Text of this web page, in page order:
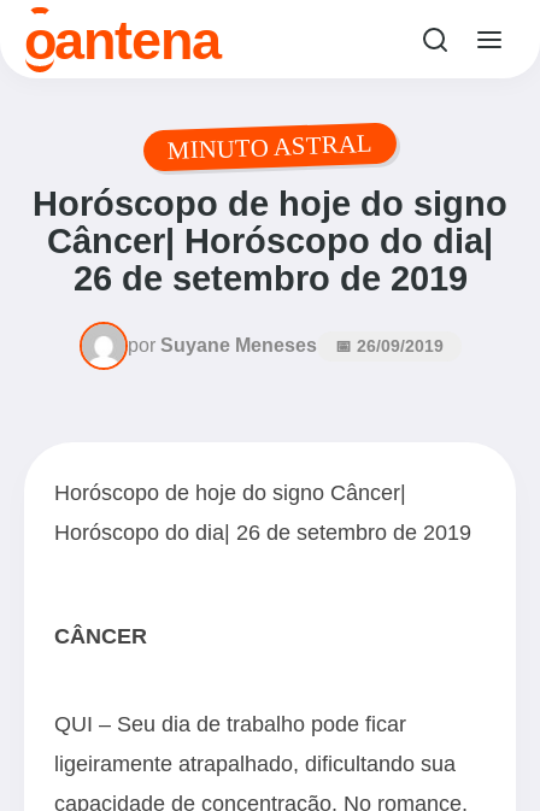
oantena
MINUTO ASTRAL
Horóscopo de hoje do signo
Câncer| Horóscopo do dia|
26 de setembro de 2019
por Suyane Meneses 📅 26/09/2019
Horóscopo de hoje do signo Câncer|
Horóscopo do dia| 26 de setembro de 2019
CÂNCER
QUI – Seu dia de trabalho pode ficar
ligeiramente atrapalhado, dificultando sua
capacidade de concentração. No romance,